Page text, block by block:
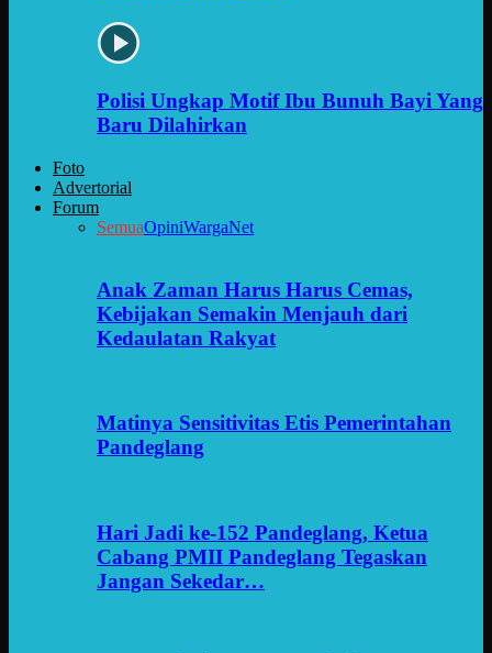
Polisi Ungkap Motif Ibu Bunuh Bayi Yang
Baru Dilahirkan
Foto
Advertorial
Forum
SemuaOpiniWargaNet
Anak Zaman Harus Harus Cemas,
Kebijakan Semakin Menjauh dari
Kedaulatan Rakyat
Matinya Sensitivitas Etis Pemerintahan
Pandeglang
Hari Jadi ke-152 Pandeglang, Ketua
Cabang PMII Pandeglang Tegaskan
Jangan Sekedar…